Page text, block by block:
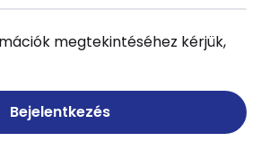
megtekintéséhez kérjük,
Bejelentkezés